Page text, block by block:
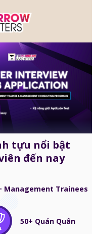
50+ Quán Quân
Management Trainees
tựu nổi bật
đến nay